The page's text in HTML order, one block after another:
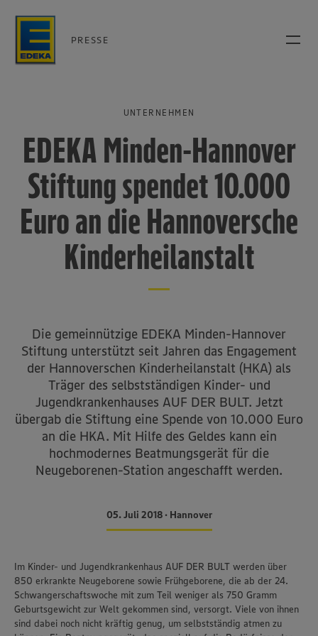
PRESSE
UNTERNEHMEN
EDEKA Minden-Hannover
Stiftung spendet 10.000
Euro an die Hannoversche
Kinderheilanstalt
Die gemeinnützige EDEKA Minden-Hannover
Stiftung unterstützt seit Jahren das Engagement
der Hannoverschen Kinderheilanstalt (HKA) als
Träger des selbstständigen Kinder- und
Jugendkrankenhauses AUF DER BULT. Jetzt
übergab die Stiftung eine Spende von 10.000 Euro
an die HKA. Mit Hilfe des Geldes kann ein
hochmodernes Beatmungsgerät für die
Neugeborenen-Station angeschafft werden.
05. Juli 2018 • Hannover
Im Kinder- und Jugendkrankenhaus AUF DER BULT werden über
850 erkrankte Neugeborene sowie Frühgeborene, die ab der 24.
Schwangerschaftswoche mit zum Teil weniger als 750 Gramm
Geburtsgewicht zur Welt gekommen sind, versorgt. Viele von ihnen
sind dabei noch nicht kräftig genug, um selbstständig atmen zu